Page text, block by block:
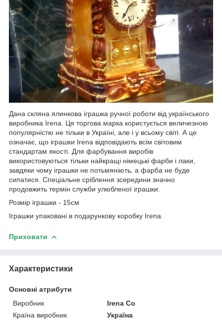
Дана скляна ялинкова іграшка ручної роботи від українського
виробника Irena. Ця торгова марка користується величезною
популярністю не тільки в Україні, але і у всьому світі. А це
означає, що іграшки Irena відповідають всім світовим
стандартам якості. Для фарбування виробів
використовуються тільки найкращі німецькі фарби і лаки,
завдяки чому іграшки не потьмяніють, а фарба не буде
сипатися. Спеціальне сріблення зсередини значно
продовжить термін служби улюбленої іграшки.
Розмір іграшки - 15см
Іграшки упаковані в подарункову коробку Irena.
Приховати
Характеристики
Основні атрибути
Виробник
Irena Co
Країна виробник
Україна